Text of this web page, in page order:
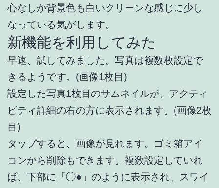
心なしか背景色も白いクリーンな感じに少し
なっている気がします。
新機能を利用してみた
早速、試してみました。写真は複数枚設定で
きるようです。(画像1枚目)
設定した写真1枚目のサムネイルが、アクティ
ビティ詳細の右の方に表示されます。(画像2枚
目)
タップすると、画像が見れます。ゴミ箱アイ
コンから削除もできます。複数設定していれ
ば、下部に「◯●」のように表示され、スワイ